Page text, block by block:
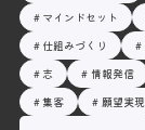
マインドセット
仕組みづくり
志
情報発信
集客
願望実現